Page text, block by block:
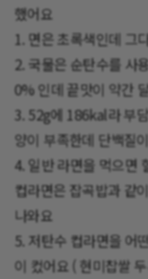
했어요
1. 면은 초록색인데 그
2. 국물은 순탄수를 사
0% 인데 끝맛이 약간
3. 52g에 186kal라 부
양이 부족한데 단백질
4. 일반 라면을 먹으면
컵라면은 잡곡밥과 같
나와요
5. 저탄수 컵라면을 어
이 컸어요 ( 현미찹쌀